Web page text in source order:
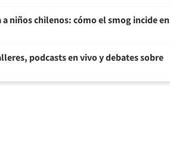
niños chilenos: cómo el smog incide en
podcasts en vivo y debates sobre